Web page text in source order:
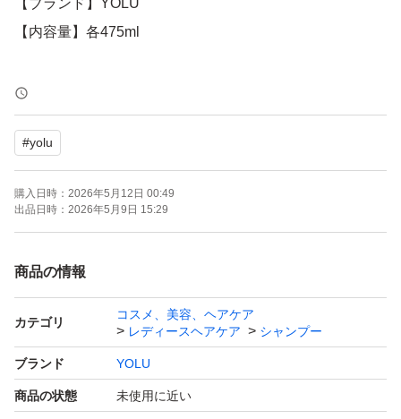
【ブランド】YOLU
【内容量】各475ml
よろしくお願いいたします。
お値下げ不可
ゆうパケットプラス発送
#yolu
購入日時： 2026年5月12日 00:49
出品日時： 2026年5月9日 15:29
商品の情報
カテゴリ
コスメ、美容、ヘアケア
レディースヘアケア
シャンプー
ブランド YOLU
商品の状態 未使用に近い